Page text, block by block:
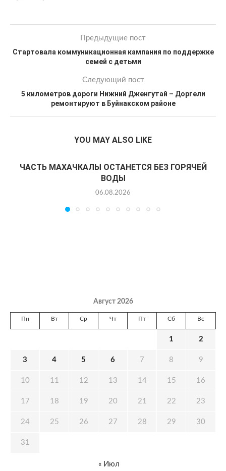
Предыдущие пост
Стартовала коммуникационная кампания по поддержке
семей с детьми
Следующий пост
5 километров дороги Нижний Дженгутай – Доргели
ремонтируют в Буйнакском районе
YOU MAY ALSO LIKE
ЧАСТЬ МАХАЧКАЛЫ ОСТАНЕТСЯ БЕЗ ГОРЯЧЕЙ
ВОДЫ
06.08.2026
Август 2026
Пн Вт Ср Чт Пт Сб Вс
1 2
3 4 5 6 7 8 9
10 11 12 13 14 15 16
17 18 19 20 21 22 23
24 25 26 27 28 29 30
31
« Июл